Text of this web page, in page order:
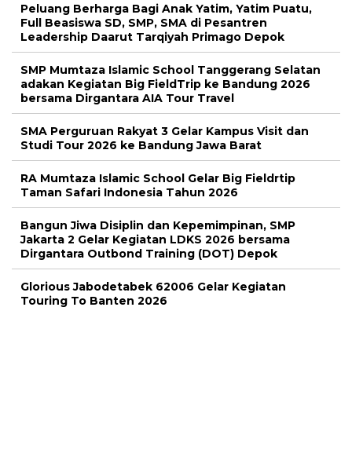
Peluang Berharga Bagi Anak Yatim, Yatim Puatu,
Full Beasiswa SD, SMP, SMA di Pesantren
Leadership Daarut Tarqiyah Primago Depok
SMP Mumtaza Islamic School Tanggerang Selatan
adakan Kegiatan Big FieldTrip ke Bandung 2026
bersama Dirgantara AIA Tour Travel
SMA Perguruan Rakyat 3 Gelar Kampus Visit dan
Studi Tour 2026 ke Bandung Jawa Barat
RA Mumtaza Islamic School Gelar Big Fieldrtip
Taman Safari Indonesia Tahun 2026
Bangun Jiwa Disiplin dan Kepemimpinan, SMP
Jakarta 2 Gelar Kegiatan LDKS 2026 bersama
Dirgantara Outbond Training (DOT) Depok
Glorious Jabodetabek 62006 Gelar Kegiatan
Touring To Banten 2026